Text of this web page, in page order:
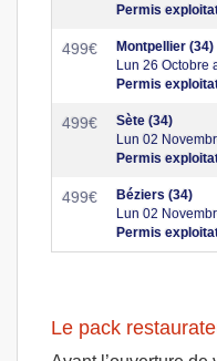
Permis
499€
Montpellier (34)
Lun 26 Octobre
Permis
499€
Sète (34)
Lun 02
Permis
499€
Béziers (34)
Lun 02
Permis
Le pack